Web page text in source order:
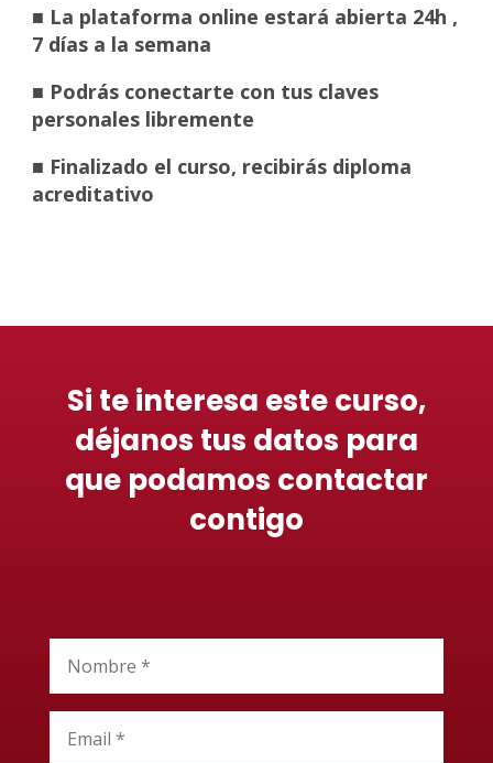
■ La plataforma online estará abierta 24h ,
7 días a la semana
■ Podrás conectarte con tus claves
personales libremente
■ Finalizado el curso, recibirás diploma
acreditativo
Si te interesa este curso,
déjanos tus datos para
que podamos contactar
contigo